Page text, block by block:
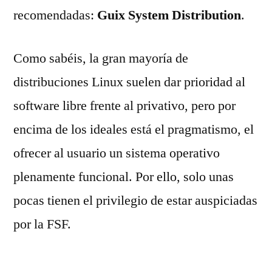
recomendadas: Guix System Distribution.
Como sabéis, la gran mayoría de
distribuciones Linux suelen dar prioridad al
software libre frente al privativo, pero por
encima de los ideales está el pragmatismo, el
ofrecer al usuario un sistema operativo
plenamente funcional. Por ello, solo unas
pocas tienen el privilegio de estar auspiciadas
por la FSF.